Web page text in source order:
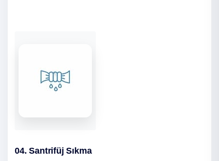
04. Santrifüj Sıkma